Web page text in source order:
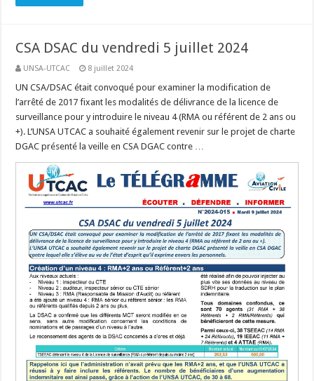
CSA DSAC du vendredi 5 juillet 2024
UNSA-UTCAC 8 juillet 2024
UN CSA/DSAC était convoqué pour examiner la modification de
l’arrêté de 2017 fixant les modalités de délivrance de la licence de
surveillance pour y introduire le niveau 4 (RMA ou référent de 2 ans ou
+). L’UNSA UTCAC a souhaité également revenir sur le projet de charte
DGAC présenté la veille en CSA DGAC contre …